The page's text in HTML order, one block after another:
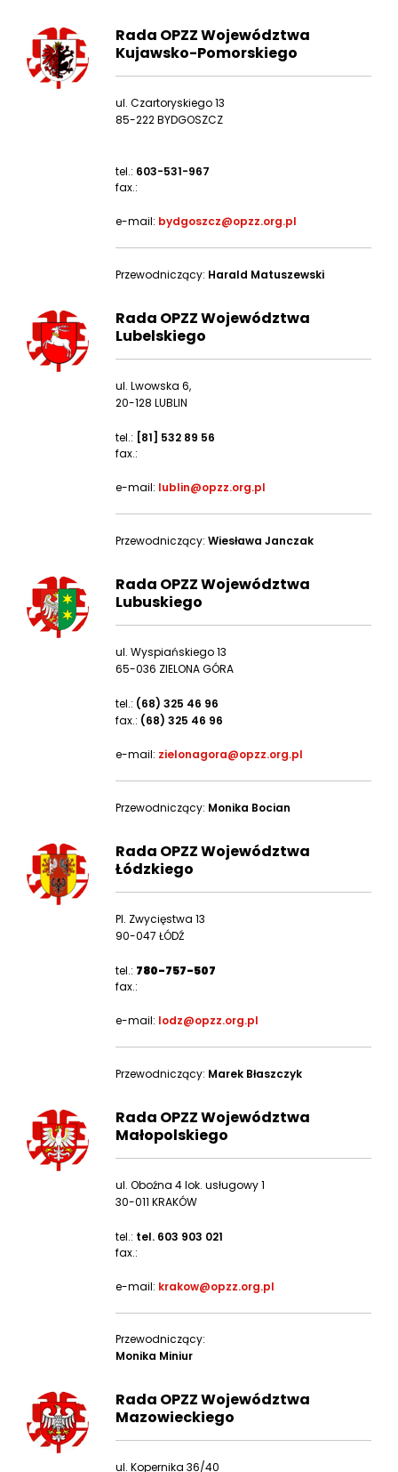
Rada OPZZ Województwa
Kujawsko-Pomorskiego
ul. Czartoryskiego 13
85-222 BYDGOSZCZ
tel.: 603-531-967
fax.:
e-mail: bydgoszcz@opzz.org.pl
Przewodniczący: Harald Matuszewski
Rada OPZZ Województwa
Lubelskiego
ul. Lwowska 6,
20-128 LUBLIN
tel.: [81] 532 89 56
fax.:
e-mail: lublin@opzz.org.pl
Przewodniczący: Wiesława Janczak
Rada OPZZ Województwa
Lubuskiego
ul. Wyspiańskiego 13
65-036 ZIELONA GÓRA
tel.: (68) 325 46 96
fax.: (68) 325 46 96
e-mail: zielonagora@opzz.org.pl
Przewodniczący: Monika Bocian
Rada OPZZ Województwa
Łódzkiego
Pl. Zwycięstwa 13
90-047 ŁÓDŹ
tel.: 780-757-507
fax.:
e-mail: lodz@opzz.org.pl
Przewodniczący: Marek Błaszczyk
Rada OPZZ Województwa
Małopolskiego
ul. Oboźna 4 lok. usługowy 1
30-011 KRAKÓW
tel.: tel. 603 903 021
fax.:
e-mail: krakow@opzz.org.pl
Przewodniczący:
Monika Miniur
Rada OPZZ Województwa
Mazowieckiego
ul. Kopernika 36/40